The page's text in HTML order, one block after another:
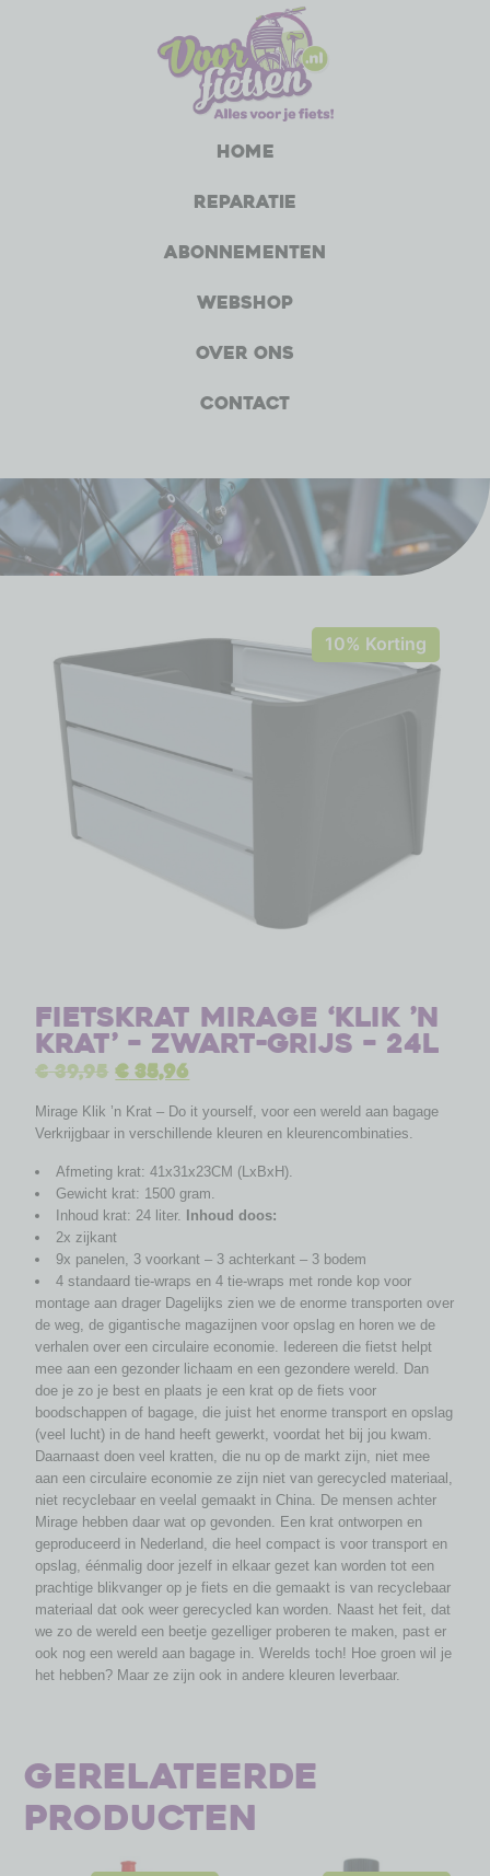
Home
Reparatie
Abonnementen
Webshop
Over ons
Contact
10% Korting
Fietskrat Mirage ‘Klik ’n
Krat’ – zwart-grijs – 24L
€39,95 €35,96
Mirage Klik ’n Krat – Do it yourself, voor een wereld aan bagage
Verkrijgbaar in verschillende kleuren en kleurencombinaties.
Afmeting krat: 41x31x23CM (LxBxH).
Gewicht krat: 1500 gram.
Inhoud krat: 24 liter.
Inhoud doos:
2x zijkant
9x panelen, 3 voorkant – 3 achterkant – 3 bodem
4 standaard tie-wraps en 4 tie-wraps met ronde kop voor
montage aan drager Dagelijks zien we de enorme transporten over
de weg, de gigantische magazijnen voor opslag en horen we de
verhalen over een circulaire economie. Iedereen die fietst helpt
mee aan een gezonder lichaam en een gezondere wereld. Dan
doe je zo je best en plaats je een krat op de fiets voor
boodschappen of bagage, die juist het enorme transport en opslag
(veel lucht) in de hand heeft gewerkt, voordat het bij jou kwam.
Daarnaast doen veel kratten, die nu op de markt zijn, niet mee
aan een circulaire economie ze zijn niet van gerecycled materiaal,
niet recyclebaar en veelal gemaakt in China. De mensen achter
Mirage hebben daar wat op gevonden. Een krat ontworpen en
geproduceerd in Nederland, die heel compact is voor transport en
opslag, éénmalig door jezelf in elkaar gezet kan worden tot een
prachtige blikvanger op je fiets en die gemaakt is van recyclebaar
materiaal dat ook weer gerecycled kan worden. Naast het feit, dat
we zo de wereld een beetje gezelliger proberen te maken, past er
ook nog een wereld aan bagage in. Werelds toch! Hoe groen wil je
het hebben? Maar ze zijn ook in andere kleuren leverbaar.
Gerelateerde
producten